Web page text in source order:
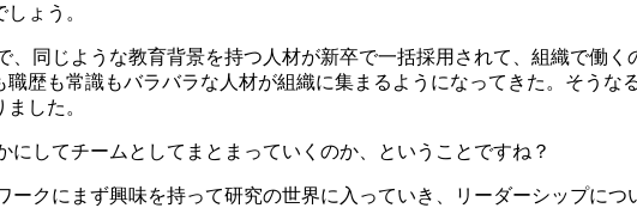
ょう。
、同じような教育背景を持つ人材が新卒で一括採用されて、組織で働
歴も常識もバラバラな人材が組織に集まるようになってきた。そう
した。
にしてチームとしてまとまっていくのか、ということですね？
ークにまず興味を持って研究の世界に入っていき、リーダーシップに